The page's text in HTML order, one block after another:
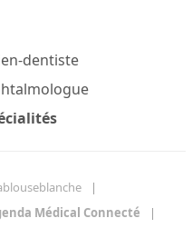
dentiste
Médical Connecté